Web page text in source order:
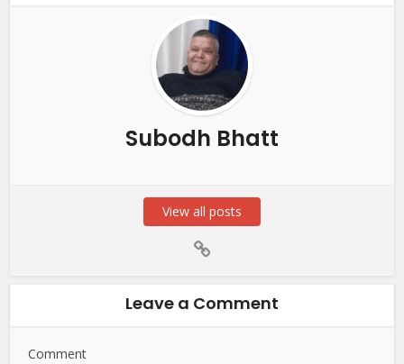
Subodh Bhatt
View all posts
Leave a Comment
Comment